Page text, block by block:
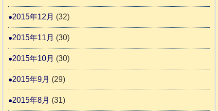
2015年12月 (32)
2015年11月 (30)
2015年10月 (30)
2015年9月 (29)
2015年8月 (31)